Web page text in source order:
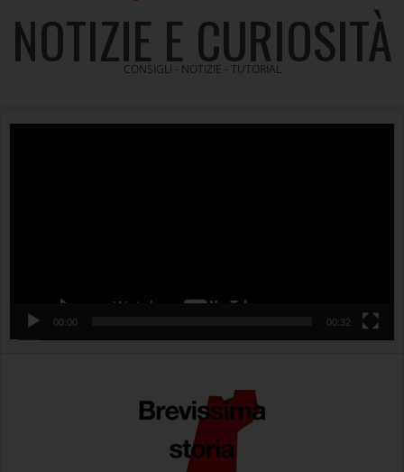
NOTIZIE E CURIOSITÀ
CONSIGLI - NOTIZIE - TUTORIAL
00:00 00:32